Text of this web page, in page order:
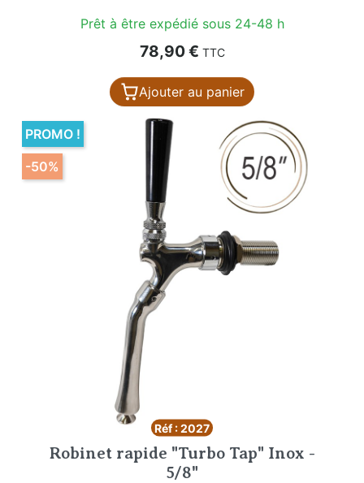
Prêt à être expédié sous 24-48 h
Prix
78,90 € TTC
Ajouter au panier
Réf : 2027
Robinet rapide "Turbo Tap" Inox -
5/8"
PROMO !
-50%